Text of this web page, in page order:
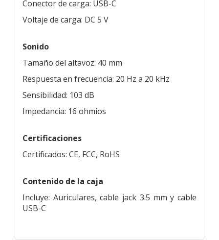
Conector de carga: USB-C
Voltaje de carga: DC 5 V
Sonido
Tamaño del altavoz: 40 mm
Respuesta en frecuencia: 20 Hz a 20 kHz
Sensibilidad: 103 dB
Impedancia: 16 ohmios
Certificaciones
Certificados: CE, FCC, RoHS
Contenido de la caja
Incluye: Auriculares, cable jack 3.5 mm y cable
USB-C